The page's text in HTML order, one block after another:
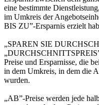
eine bestimmte
im Umkreis der
BIS ZU”-Ersparnis erzielt
„SPAREN SIE
Preise und Ersparnisse, die
in dem Umkreis, in dem die
wurden.
„AB”-Preise werden jede